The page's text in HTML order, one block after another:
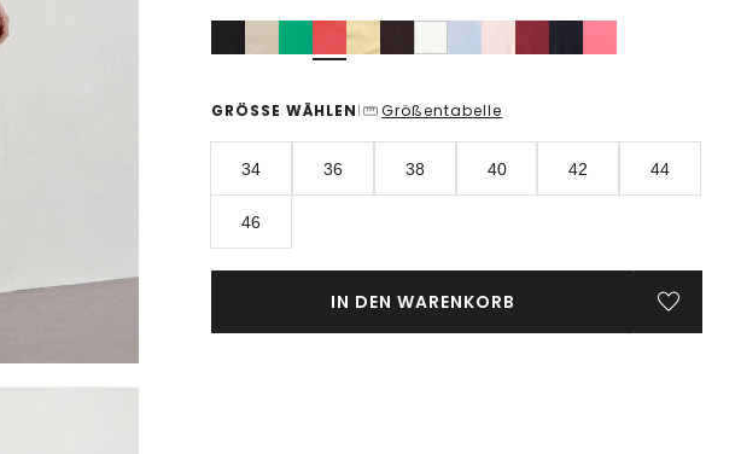
GRÖSSE WÄHLEN | Größentabelle
34 36 38 40 42 44
46
IN DEN WARENKORB